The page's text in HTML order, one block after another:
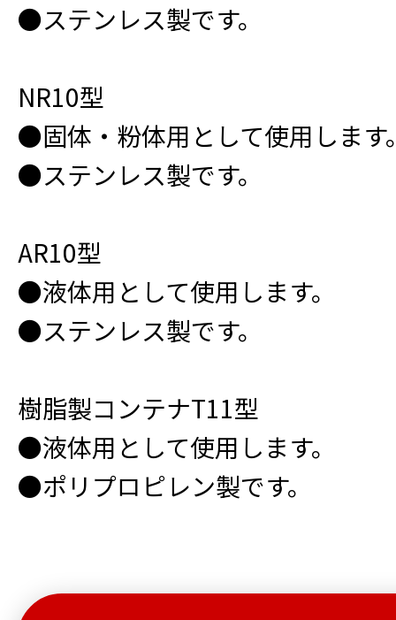
●ステンレス製です。
NR10型
●固体・粉体用として使用します
●ステンレス製です。
AR10型
●液体用として使用します。
●ステンレス製です。
樹脂製コンテナT11型
●液体用として使用します。
●ポリプロピレン製です。